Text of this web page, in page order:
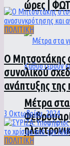
ώρες |
Μέτρα στα
ΠΟΛΙΤΙΚΗ
Ο Μητσοτάκης
συνολικού
ανάπτυξης
3 Οκτωβρίου, 2024
ΠΟΛΙΤΙΚΗ